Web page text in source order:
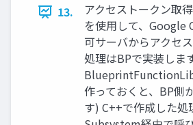
13.
アクセストークン取
を使用して、Google
可サーバからアクセ
処理はBPで実装しま
作っておくと、BP側
す) C++で作成した処